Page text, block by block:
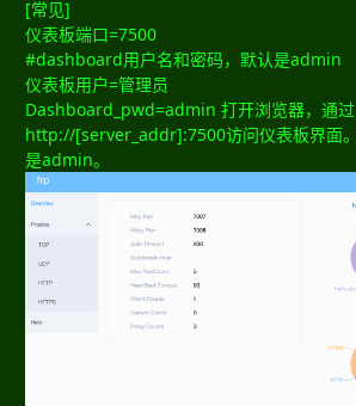
[常见]
仪表板端口=7500
#dashboard用户名和密码，默认是admin
仪表板用户=管理员
Dashboard_pwd=admin 打开浏览器，通过
http://[server_addr]:7500访问仪表板界面
是admin。